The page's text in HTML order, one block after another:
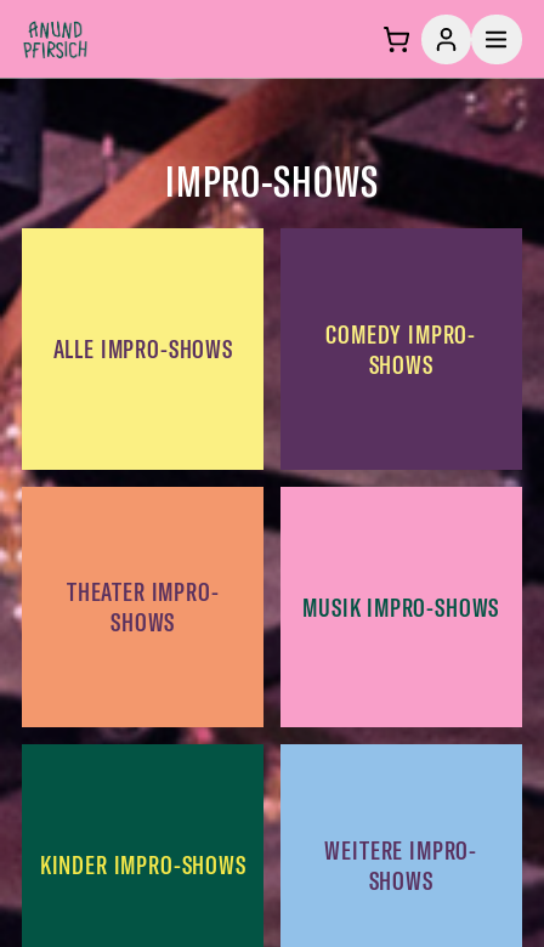
Zum Inhalt springen
IMPRO-SHOWS
ALLE IMPRO-SHOWS
COMEDY IMPRO-
SHOWS
THEATER IMPRO-
SHOWS
MUSIK IMPRO-SHOWS
KINDER IMPRO-SHOWS
WEITERE IMPRO-
SHOWS